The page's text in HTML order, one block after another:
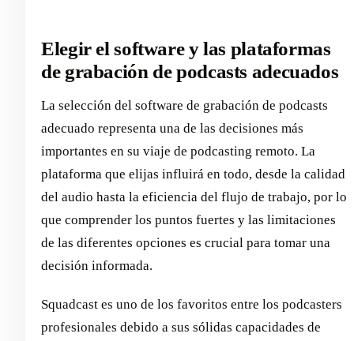
Elegir el software y las plataformas
de grabación de podcasts adecuados
La selección del software de grabación de podcasts
adecuado representa una de las decisiones más
importantes en su viaje de podcasting remoto. La
plataforma que elijas influirá en todo, desde la calidad
del audio hasta la eficiencia del flujo de trabajo, por lo
que comprender los puntos fuertes y las limitaciones
de las diferentes opciones es crucial para tomar una
decisión informada.
Squadcast es uno de los favoritos entre los podcasters
profesionales debido a sus sólidas capacidades de